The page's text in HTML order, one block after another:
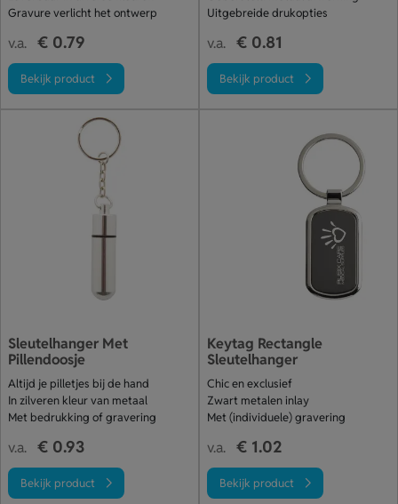
Gravure verlicht het ontwerp
v.a. € 0.79
Bekijk product
Uitgebreide drukopties
v.a. € 0.81
Bekijk product
Sleutelhanger Met
Pillendoosje
Altijd je pilletjes bij de hand
In zilveren kleur van metaal
Met bedrukking of gravering
v.a. € 0.93
Bekijk product
Keytag Rectangle
Sleutelhanger
Chic en exclusief
Zwart metalen inlay
Met (individuele) gravering
v.a. € 1.02
Bekijk product